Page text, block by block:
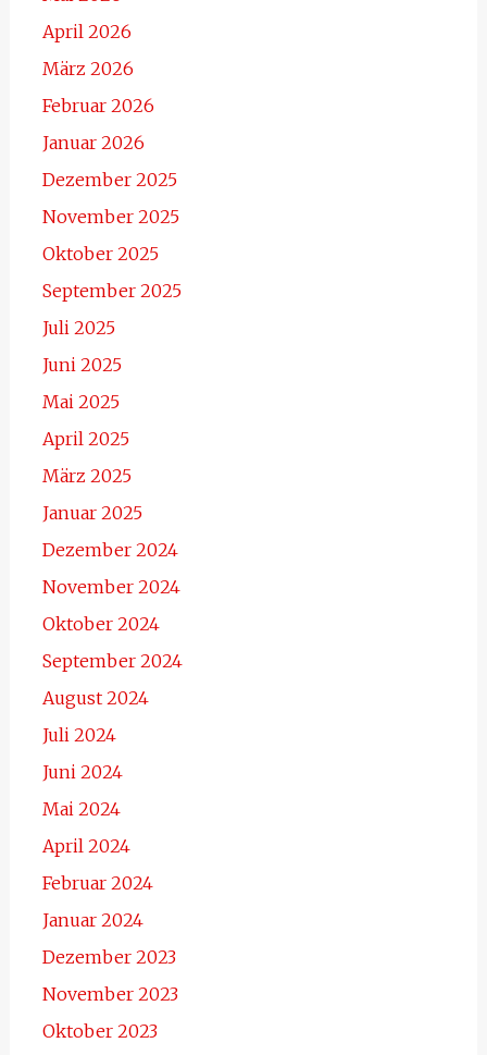
April 2026
März 2026
Februar 2026
Januar 2026
Dezember 2025
November 2025
Oktober 2025
September 2025
Juli 2025
Juni 2025
Mai 2025
April 2025
März 2025
Januar 2025
Dezember 2024
November 2024
Oktober 2024
September 2024
August 2024
Juli 2024
Juni 2024
Mai 2024
April 2024
Februar 2024
Januar 2024
Dezember 2023
November 2023
Oktober 2023